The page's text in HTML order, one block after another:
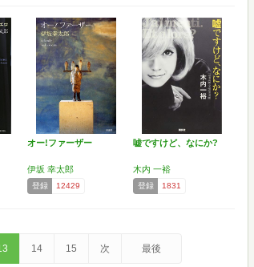
オー!ファーザー
伊坂 幸太郎
登録 12429
嘘ですけど、なにか?
木内 一裕
登録 1831
14 15 次 最後